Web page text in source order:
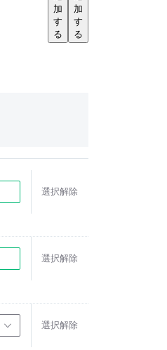
加
す
る
加
す
る
選択解除
選択解除
選択解除